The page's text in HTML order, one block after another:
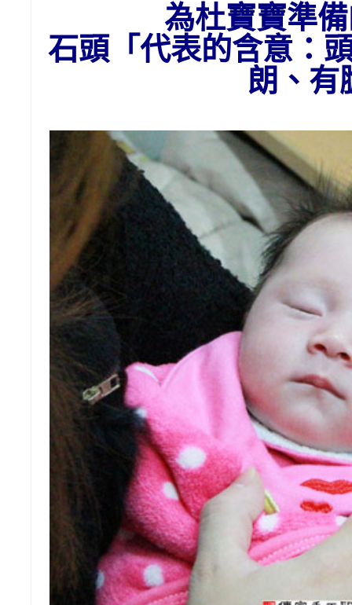
為杜寶寶準
石頭 「代表的含意：
朗、有